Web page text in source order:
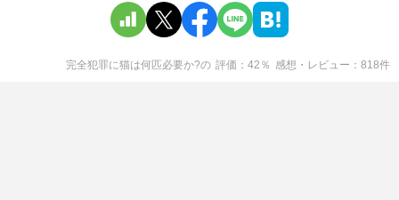
完全犯罪に猫は何匹必要か?の 評価 42 ％ 感想・レビュー 818件